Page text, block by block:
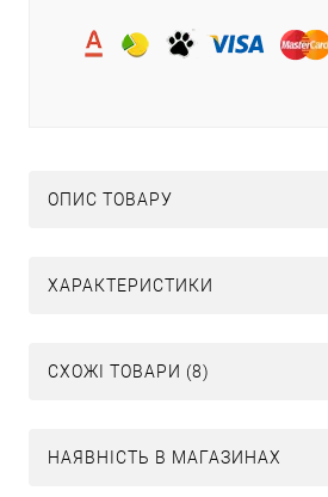
ОПИС ТОВАРУ
ХАРАКТЕРИСТИКИ
СХОЖІ ТОВАРИ (8)
НАЯВНІСТЬ В МАГАЗИНАХ